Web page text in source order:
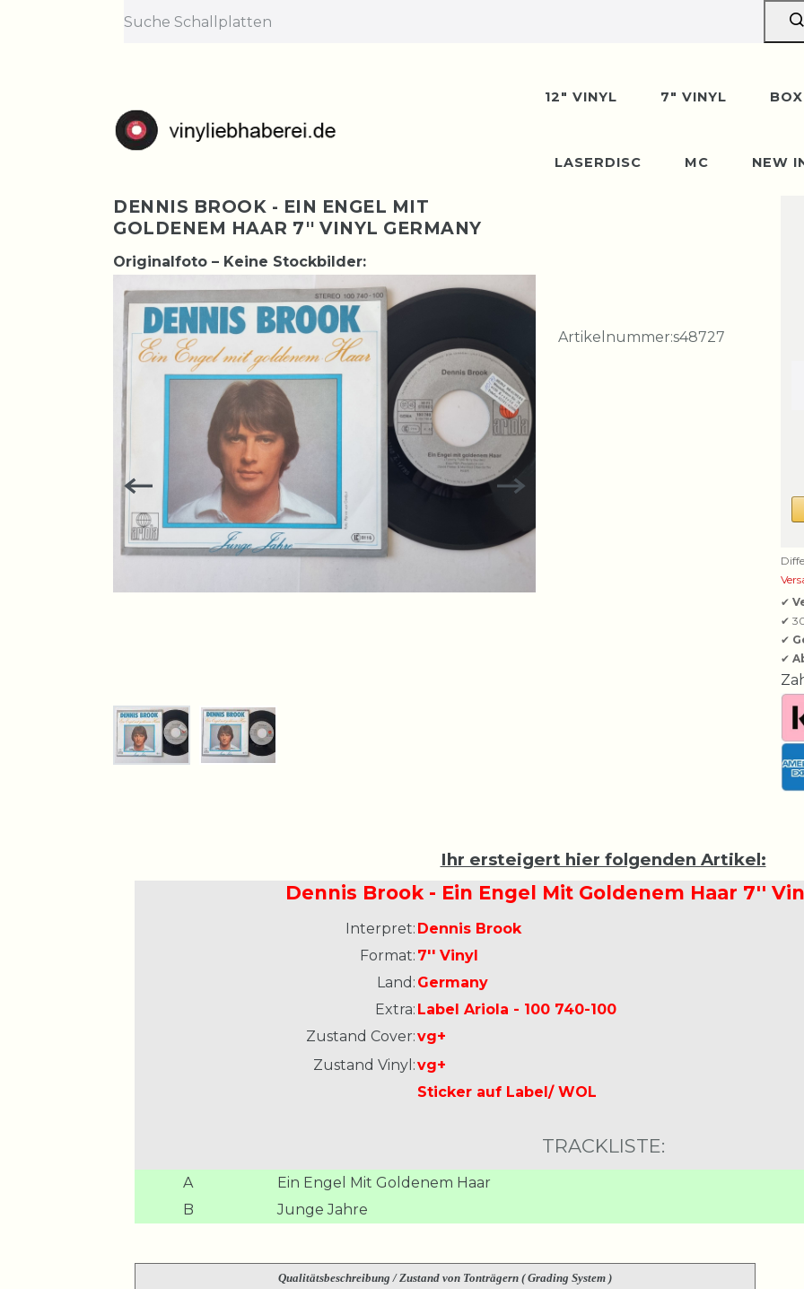
12" VINYL 7" VINYL BOX
LASERDISC MC NEW
DENNIS BROOK - EIN ENGEL MIT
GOLDENEM HAAR 7'' VINYL GERMANY
Originalfoto – Keine Stockbilder:
Artikelnummer:s48727
✔
✔
✔
✔
Ihr ersteigert hier folgenden Artikel:
Dennis Brook - Ein Engel Mit Goldenem Haar 7''
Interpret: Dennis Brook
Format: 7'' Vinyl
Land: Germany
Extra: Label Ariola - 100 740-100
Zustand Cover:vg+
Zustand Vinyl:vg+
Sticker auf Label/ WOL
TRACKLISTE:
A
Ein Engel Mit Goldenem Haar
B
Junge Jahre
Qualitätsbeschreibung / Zustand von Tonträgern ( Grading System )